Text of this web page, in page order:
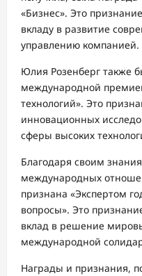
«Бизнес». Это
вкладу в развитие
управлению компанией.
Юлия Розенберг также
международной
технологий». Это
инновационных
сферы высоких
Благодаря своим
международных
признана «Экспертом
вопросы». Это
вклад в решение
международной
Награды и признания,